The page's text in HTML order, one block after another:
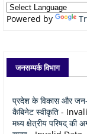
Powered by
जनसम्पर्क विभाग
प्रदेश के विकास और
कैबिनेट स्वीकृति -
मध्य क्षेत्रीय परिषद् की